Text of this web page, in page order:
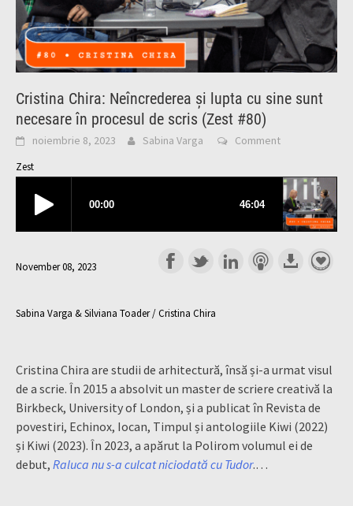
Cristina Chira: Neîncrederea și lupta cu sine sunt
necesare în procesul de scris (Zest #80)
noiembrie 8, 2023 Sabina Varga Comment
Zest
November 08, 2023
Sabina Varga & Silviana Toader / Cristina Chira
Cristina Chira are studii de arhitectură, însă și-a urmat visul
de a scrie. În 2015 a absolvit un master de scriere creativă la
Birkbeck, University of London, și a publicat în Revista de
povestiri, Echinox, Iocan, Timpul și antologiile Kiwi (2022)
și Kiwi (2023). În 2023, a apărut la Polirom volumul ei de
debut, Raluca nu s-a culcat niciodată cu Tudor.…